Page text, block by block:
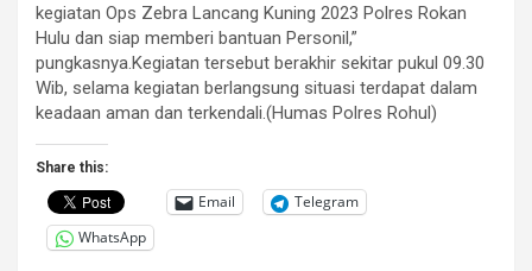
kegiatan Ops Zebra Lancang Kuning 2023 Polres Rokan
Hulu dan siap memberi bantuan Personil,”
pungkasnya.Kegiatan tersebut berakhir sekitar pukul 09.30
Wib, selama kegiatan berlangsung situasi terdapat dalam
keadaan aman dan terkendali.(Humas Polres Rohul)
Share this:
Email
Telegram
WhatsApp